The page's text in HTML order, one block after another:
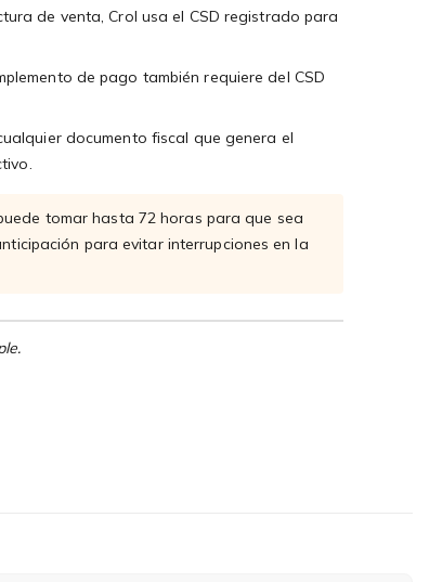
de venta, Crol usa el CSD registrado para
de pago también requiere del CSD
documento fiscal que genera el
tomar hasta 72 horas para que sea
para evitar interrupciones en la